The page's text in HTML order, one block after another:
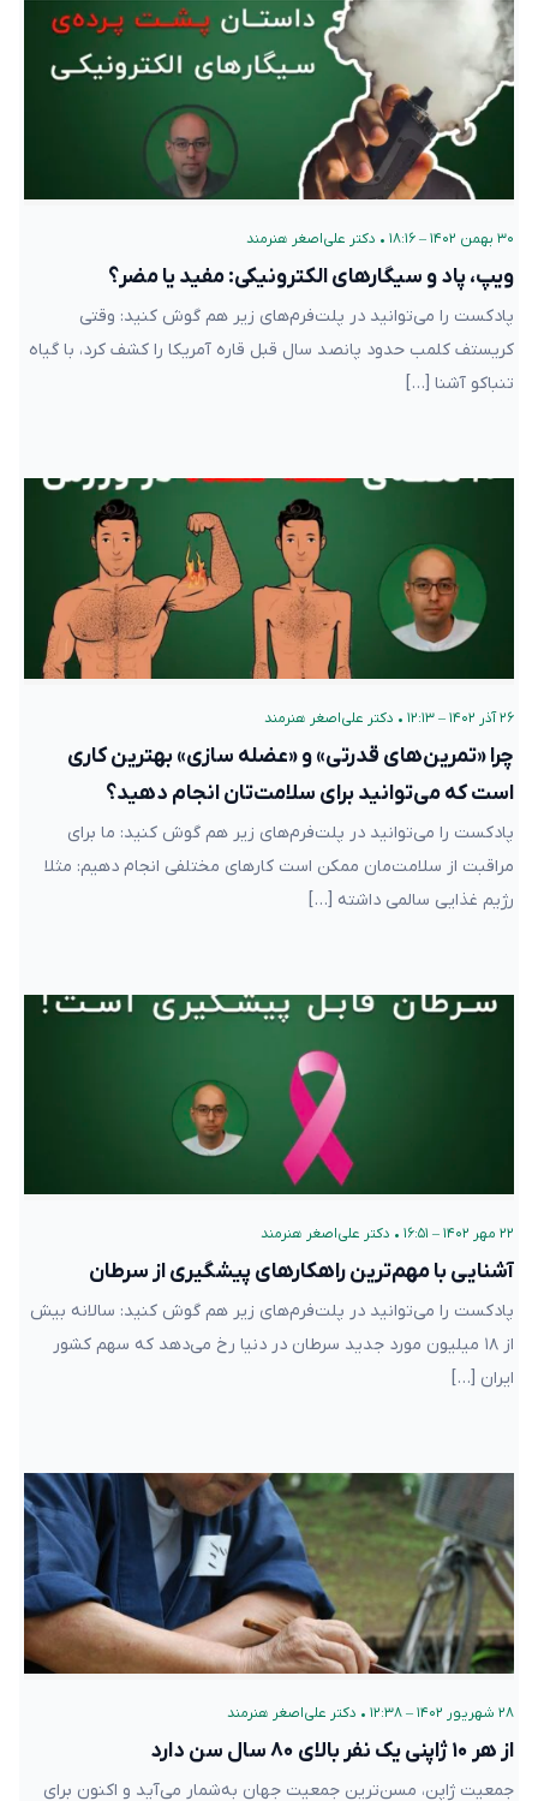
۳۰ بهمن ۱۴۰۲ – ۱۸:۱۶ • دکتر علی‌اصغر هنرمند
ویپ، پاد و سیگارهای الکترونیکی: مفید یا مضر؟
پادکست را می‌توانید در پلت‌فرم‌های زیر هم گوش کنید: وقتی
کریستف کلمب حدود پانصد سال قبل قاره آمریکا را کشف کرد، با گیاه
تنباکو آشنا […]
۲۶ آذر ۱۴۰۲ – ۱۲:۱۳ • دکتر علی‌اصغر هنرمند
چرا «تمرین‌های قدرتی» و «عضله سازی» بهترین کاری
است که می‌توانید برای سلامت‌تان انجام دهید؟
پادکست را می‌توانید در پلت‌فرم‌های زیر هم گوش کنید: ما برای
مراقبت از سلامت‌مان ممکن است کارهای مختلفی انجام دهیم: مثلا
رژیم غذایی سالمی داشته […]
۲۲ مهر ۱۴۰۲ – ۱۶:۵۱ • دکتر علی‌اصغر هنرمند
آشنایی با مهم‌ترین راهکارهای پیشگیری از سرطان
پادکست را می‌توانید در پلت‌فرم‌های زیر هم گوش کنید: سالانه بیش
از ۱۸ میلیون مورد جدید سرطان در دنیا رخ می‌دهد که سهم کشور
ایران […]
۲۸ شهریور ۱۴۰۲ – ۱۲:۳۸ • دکتر علی‌اصغر هنرمند
از هر ۱۰ ژاپنی یک نفر بالای ۸۰ سال سن دارد
جمعیت ژاپن، مسن‌ترین جمعیت‌ جهان به‌شمار می‌آید و اکنون برای